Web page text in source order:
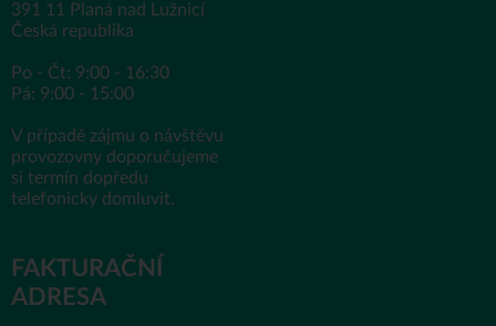
FAKTURAČNÍ
ADRESA
391 11 Planá nad Lužnicí
Česká republika
Po - Čt: 9:00 - 16:30
Pá: 9:00 - 15:00
V případě zájmu o návštěvu
provozovny doporučujeme
si termín dopředu
telefonicky domluvit.